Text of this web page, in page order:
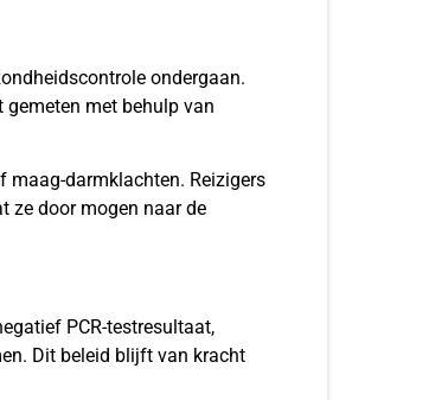
ondergaan.
met behulp van
maag-darmklachten. Reizigers
ze door mogen naar de
PCR-testresultaat,
Dit beleid blijft van kracht